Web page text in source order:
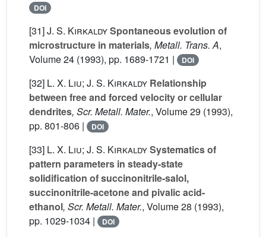
DOI
[31]J. S. KirkaldySpontaneous evolution of
microstructure in materials, Metall. Trans. A,
Volume 24 (1993), pp. 1689-1721 | DOI
[32] L. X. Liu; J. S. Kirkaldy Relationship
between free and forced velocity or cellular
dendrites, Scr. Metall. Mater., Volume 29 (1993),
pp. 801-806 |
DOI
[33] L. X. Liu; J. S. KirkaldySystematics of
pattern parameters in steady-state
solidification of succinonitrile-salol,
succinonitrile-acetone and pivalic acid-
ethanol, Scr. Metall. Mater., Volume 28 (1993),
pp. 1029-1034 |
DOI